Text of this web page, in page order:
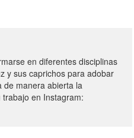
en diferentes disciplinas
y sus caprichos para adobar
de manera abierta la
en Instagram: